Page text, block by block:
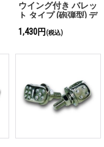
ウイング付き バレッ
ト タイプ (砲弾型) デ
メッキ
1,430円 (税込)